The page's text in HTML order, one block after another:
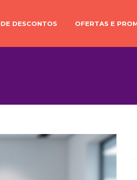
DESCONTOS OFERTAS E